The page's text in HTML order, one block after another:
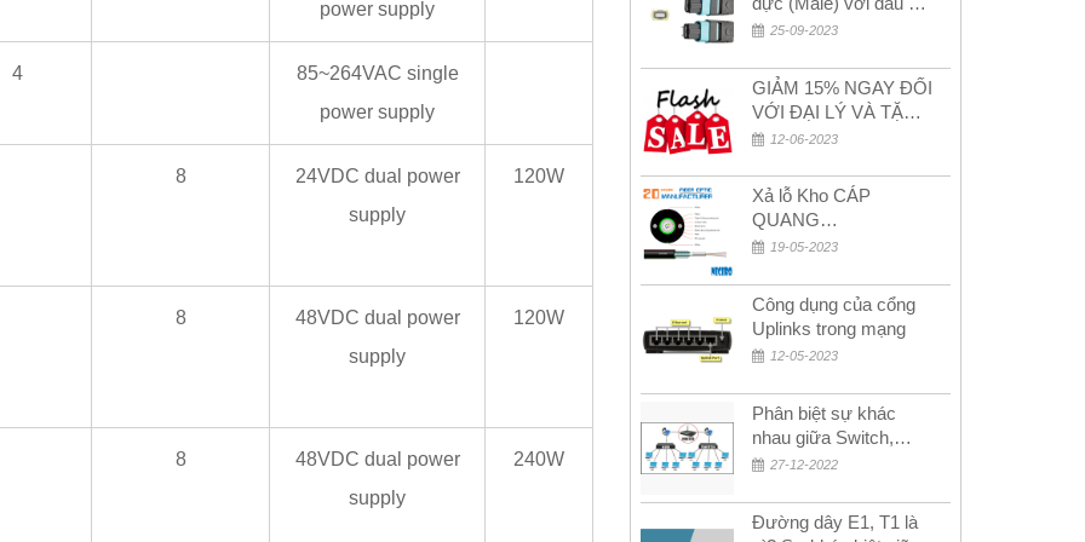
power supply
4
85~264VAC single
power supply
8
24VDC dual power
supply
120W
8
48VDC dual power
supply
120W
8
48VDC dual power
supply
240W
(Female) trong bộ đầu
25-09-2023
GIẢM 15% NGAY ĐỐI
VỚI ĐẠI LÝ VÀ TẶNG
QUÀ KHÁCH HÀNG
12-06-2023
Xả lỗ Kho CÁP
QUANG
MULTIMODE CÁP
MULTIMODE 4-8-12-
24Fo SỢI OM1-OM2-
OM3 Siêu Rẻ 5k
19-05-2023
Công dụng của cổng
Uplinks trong mạng
12-05-2023
Phân biệt sự khác
nhau giữa Switch,
Router và Hub
27-12-2022
Đường dây E1, T1 là